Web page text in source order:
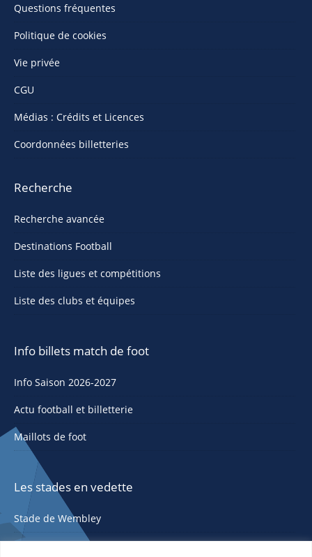
Questions fréquentes
Politique de cookies
Vie privée
CGU
Médias : Crédits et Licences
Coordonnées billetteries
Recherche
Recherche avancée
Destinations Football
Liste des ligues et compétitions
Liste des clubs et équipes
Info billets match de foot
Info Saison 2026-2027
Actu football et billetterie
Maillots de foot
Les stades en vedette
Stade de Wembley